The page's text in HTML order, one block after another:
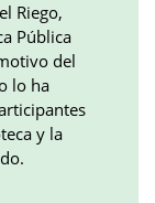
Riego,
Pública
del
lo ha
y la